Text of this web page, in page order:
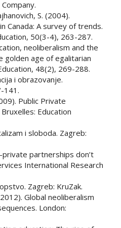
S. (2004).
Canada: A survey of trends.
50(3-4), 263-287.
neoliberalism and the
golden age of egalitarian
48(2), 269-288.
i obrazovanje.
141.
Public Private
Education
i sloboda. Zagreb:
private partnerships don’t
International Research
Zagreb: KruZak.
Global neoliberalism
London: